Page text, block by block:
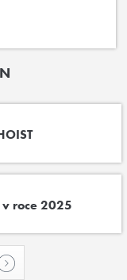
v roce 2025